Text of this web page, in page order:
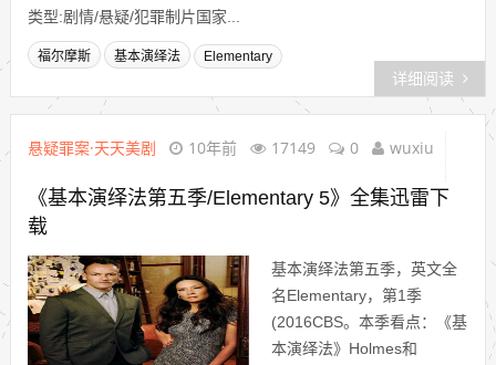
类型:剧情/悬疑/犯罪制片国家...
福尔摩斯 基本演绎法 Elementary
详细阅读
悬疑罪案·天天美剧 10年前 17149 0 wuxiu
《基本演绎法第五季/Elementary 5》全集迅雷下
载
基本演绎法第五季，英文全
名Elementary，第1季
(2016CBS。本季看点：《基
本演绎法》Holmes和